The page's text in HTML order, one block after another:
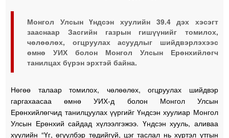
Монгол Улсын Үндсэн хуулийн 39.4 дэх хэсэгт
зааснаар Засгийн газрын гишүүнийг томилох,
чөлөөлөх, огцруулах асуудлыг шийдвэрлэхээс
өмнө УИХ болон Монгол Улсын Ерөнхийлөгч
танилцах бүрэн эрхтэй байна.
Нөгөө талаар томилох, чөлөөлөх, огцруулах шийдвэр
гаргахаасаа өмнө УИХ-д болон Монгол Улсын
Ерөнхийлөгчид танилцуулах үүргийг Үндсэн хуулиар Монгол
Улсын Ерөнхий сайдад хүлээлгэжээ. Үндсэн хууль, аливаа
хуулийн “Үг, өгүүлбэр төдийгүй, цэг таслал нь хүртэл утгын